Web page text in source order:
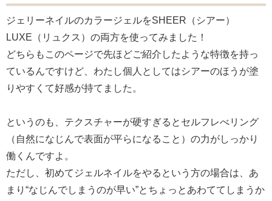
ジェリーネイルのカラージェルをSHEER（シアー）
LUXE（リュクス）の両方を使ってみました！
どちらもこのページで先ほどご紹介したような特徴を持っ
ているんですけど、わたし個人としてはシアーのほうが塗
りやすくて好感が持てました。
というのも、テクスチャーが硬すぎるとセルフレべリング
（自然になじんで表面が平らになること）の力がしっかり
働くんですよ。
ただし、初めてジェルネイルをやるという方の場合は、あ
まり“なじんでしまうのが早い”とちょっとあわててしまうか